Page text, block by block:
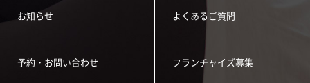
お知らせ よくあるご質問
予約・お問い合わせ フランチャイズ募集